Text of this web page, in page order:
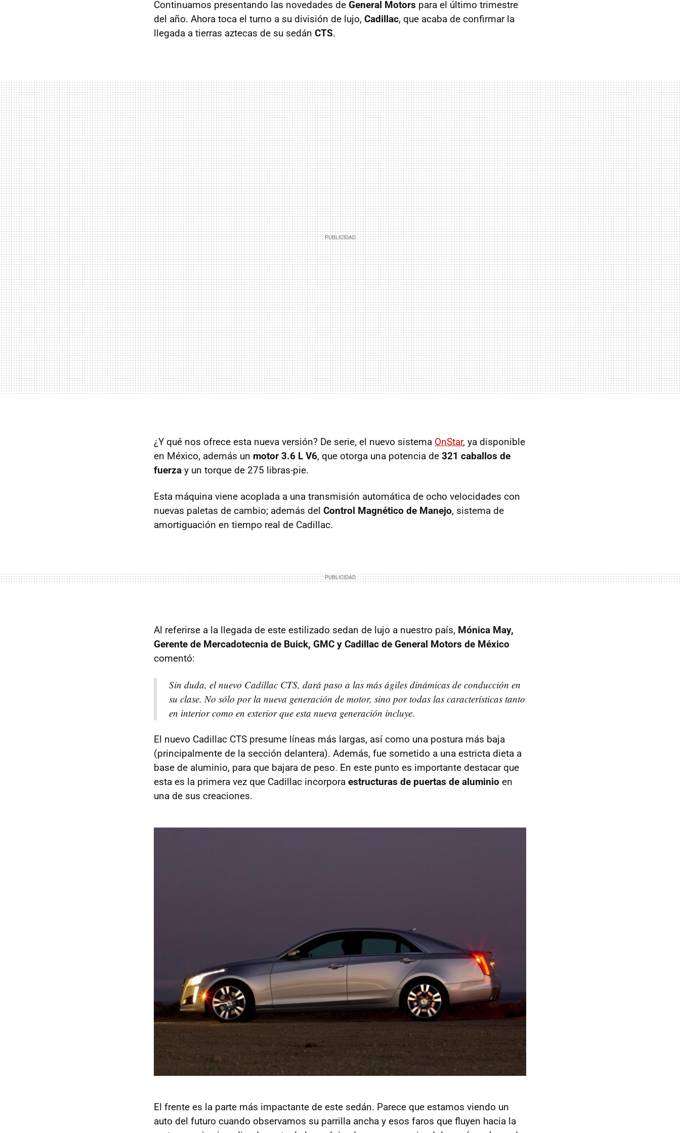
Continuamos presentando las novedades de General Motors para el último trimestre
del año. Ahora toca el turno a su división de lujo, Cadillac, que acaba de confirmar la
llegada a tierras aztecas de su sedán CTS.
¿Y qué nos ofrece esta nueva versión? De serie, el nuevo sistema OnStar, ya disponible
en México, además un motor 3.6 L V6, que otorga una potencia de 321 caballos de
fuerza y un torque de 275 libras-pie.
Esta máquina viene acoplada a una transmisión automática de ocho velocidades con
nuevas paletas de cambio; además del Control Magnético de Manejo, sistema de
amortiguación en tiempo real de Cadillac.
Al referirse a la llegada de este estilizado sedan de lujo a nuestro país, Mónica May,
Gerente de Mercadotecnia de Buick, GMC y Cadillac de General Motors de México
comentó:
Sin duda, el nuevo Cadillac CTS, dará paso a las más ágiles dinámicas de conducción en
su clase. No sólo por la nueva generación de motor, sino por todas las características tanto
en interior como en exterior que esta nueva generación incluye.
El nuevo Cadillac CTS presume líneas más largas, así como una postura más baja
(principalmente de la sección delantera). Además, fue sometido a una estricta dieta a
base de aluminio, para que bajara de peso. En este punto es importante destacar que
esta es la primera vez que Cadillac incorpora estructuras de puertas de aluminio en
una de sus creaciones.
El frente es la parte más impactante de este sedán. Parece que estamos viendo un
auto del futuro cuando observamos su parrilla ancha y esos faros que fluyen hacia la